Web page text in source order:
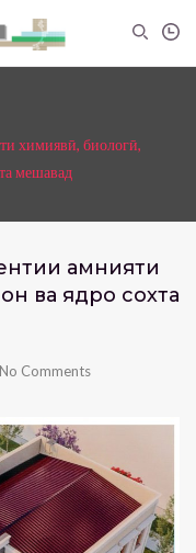
химиявӣ, биологӣ,
мешавад
амнияти
ва ядроӣ сохта
No Comments